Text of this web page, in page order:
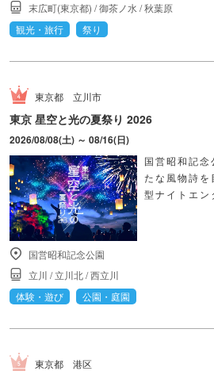
末広町(東京都) /御茶ノ水/秋葉原
観光・旅行
祭り
東京都 立川市
東京 星空と光の夏祭り 2026
2026/08/08(土) ～ 08/16(日)
国営昭和記
たな風物詩
型ナイトエン
国営昭和記念公園
立川 /立川北/西立川
体験・遊び
公園・庭園
東京都 港区